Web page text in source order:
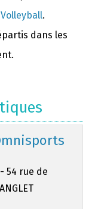
Volleyball.
dans les
54 rue de